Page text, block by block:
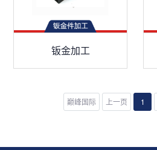
钣金加工
巅峰国际 上一页 1